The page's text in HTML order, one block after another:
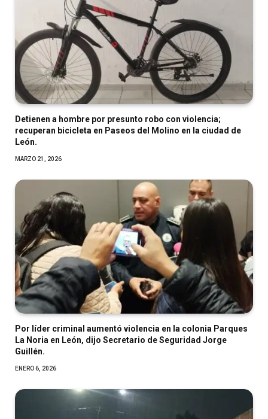
Detienen a hombre por presunto robo con violencia;
recuperan bicicleta en Paseos del Molino en la ciudad de
León.
MARZO 21, 2026
Por líder criminal aumentó violencia en la colonia Parques
La Noria en León, dijo Secretario de Seguridad Jorge
Guillén.
ENERO 6, 2026